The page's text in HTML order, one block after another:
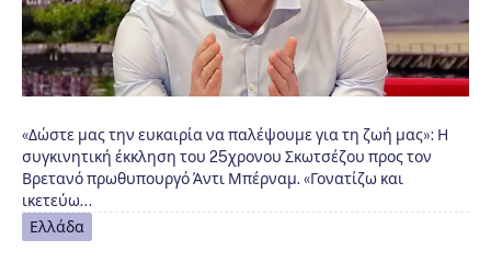
«Δώστε μας την ευκαιρία να παλέψουμε για τη ζωή μας»: Η
συγκινητική έκκληση του 25χρονου Σκωτσέζου προς τον
Βρετανό πρωθυπουργό Άντι Μπέρναμ. «Γονατίζω και
ικετεύω…
Ελλάδα